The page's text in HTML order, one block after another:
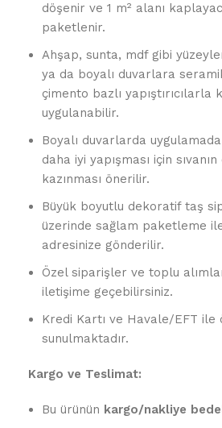
döşenir ve 1 m² alanı
paketlenir.
Ahşap, sunta, mdf gibi
ya da boyalı duvarlara seramik
çimento bazlı yapıştırıcılarla
uygulanabilir.
Boyalı duvarlarda
daha iyi yapışması için
kazınması önerilir.
Büyük boyutlu dekoratif taş
üzerinde sağlam paketleme
adresinize gönderilir.
Özel siparişler ve toplu
iletişime geçebilirsiniz.
Kredi Kartı ve Havale/EFT ile
sunulmaktadır.
Kargo ve Teslimat:
Bu ürünün kargo/nakliye